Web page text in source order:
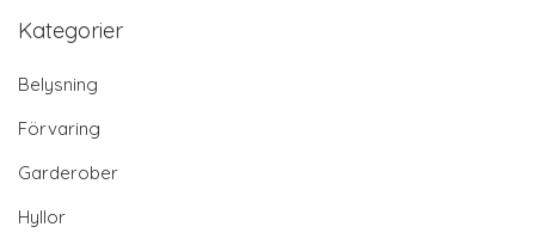
Kategorier
Belysning
Förvaring
Garderober
Hyllor